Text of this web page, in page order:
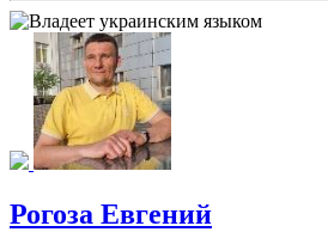
Рогоза Евгений